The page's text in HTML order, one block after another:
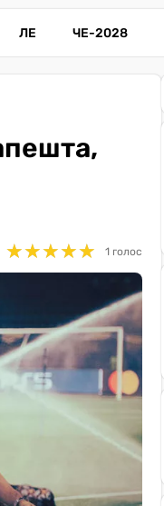
ЛЕ ЧЕ-2028
★★★★★
★★★★★ 1 голос